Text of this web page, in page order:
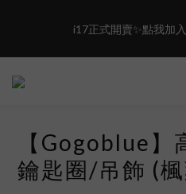
盛夏限定☀️週週抽LINE
0
1
i17正式開賣✨點我加
盛夏限定☀️週週抽LINE
【Gogoblue】
鑰匙圈/吊飾 (